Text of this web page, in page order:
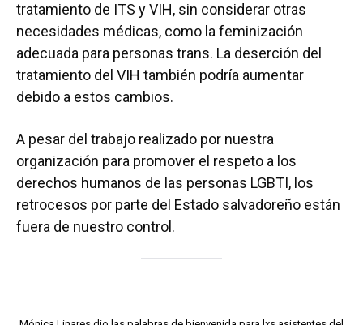
tratamiento de ITS y VIH, sin considerar otras
necesidades médicas, como la feminización
adecuada para personas trans. La deserción del
tratamiento del VIH también podría aumentar
debido a estos cambios.
A pesar del trabajo realizado por nuestra
organización para promover el respeto a los
derechos humanos de las personas LGBTI, los
retrocesos por parte del Estado salvadoreño están
fuera de nuestro control.